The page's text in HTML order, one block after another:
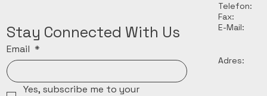
Stay Connected With Us
Email *
Yes, subscribe me to your
Telefon:
Fax:
E-Mail:
Adres: